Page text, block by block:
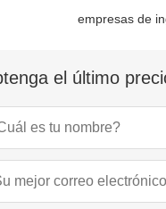
empresas de
el último